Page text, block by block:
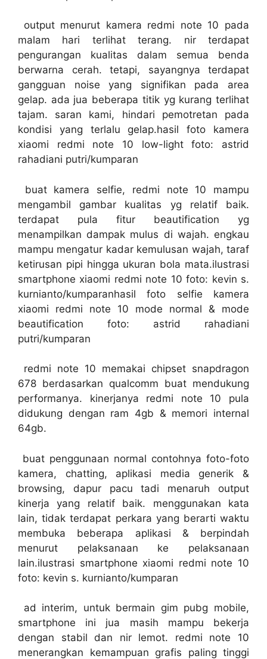
output menurut kamera redmi note 10 pada
malam hari terlihat terang. nir terdapat
pengurangan kualitas dalam semua benda
berwarna cerah. tetapi, sayangnya terdapat
gangguan noise yang signifikan pada area
gelap. ada jua beberapa titik yg kurang terlihat
tajam. saran kami, hindari pemotretan pada
kondisi yang terlalu gelap.hasil foto kamera
xiaomi redmi note 10 low-light foto: astrid
rahadiani putri/kumparan
buat kamera selfie, redmi note 10 mampu
mengambil gambar kualitas yg relatif baik.
terdapat pula fitur beautification yg
menampilkan dampak mulus di wajah. engkau
mampu mengatur kadar kemulusan wajah, taraf
ketirusan pipi hingga ukuran bola mata.ilustrasi
smartphone xiaomi redmi note 10 foto: kevin s.
kurnianto/kumparanhasil foto selfie kamera
xiaomi redmi note 10 mode normal & mode
beautification foto: astrid rahadiani
putri/kumparan
redmi note 10 memakai chipset snapdragon
678 berdasarkan qualcomm buat mendukung
performanya. kinerjanya redmi note 10 pula
didukung dengan ram 4gb & memori internal
64gb.
buat penggunaan normal contohnya foto-foto
kamera, chatting, aplikasi media generik &
browsing, dapur pacu tadi menaruh output
kinerja yang relatif baik. menggunakan kata
lain, tidak terdapat perkara yang berarti waktu
membuka beberapa aplikasi & berpindah
menurut pelaksanaan ke pelaksanaan
lain.ilustrasi smartphone xiaomi redmi note 10
foto: kevin s. kurnianto/kumparan
ad interim, untuk bermain gim pubg mobile,
smartphone ini jua masih mampu bekerja
dengan stabil dan nir lemot. redmi note 10
menerangkan kemampuan grafis paling tinggi